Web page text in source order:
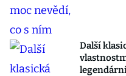
Další